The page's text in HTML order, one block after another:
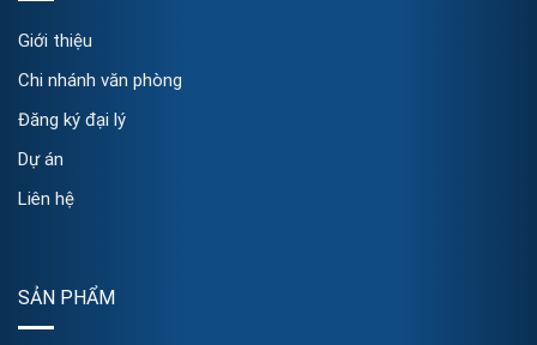
Giới thiệu
Chi nhánh văn phòng
Đăng ký đại lý
Dự án
Liên hệ
SẢN PHẨM